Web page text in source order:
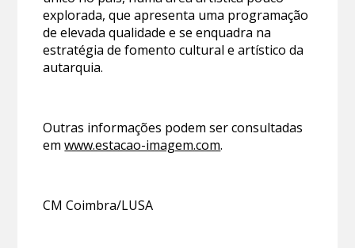
explorada, que apresenta uma programação
de elevada qualidade e se enquadra na
estratégia de fomento cultural e artístico da
autarquia.
Outras informações podem ser consultadas
emwww.estacao-imagem.com.
CM Coimbra/LUSA